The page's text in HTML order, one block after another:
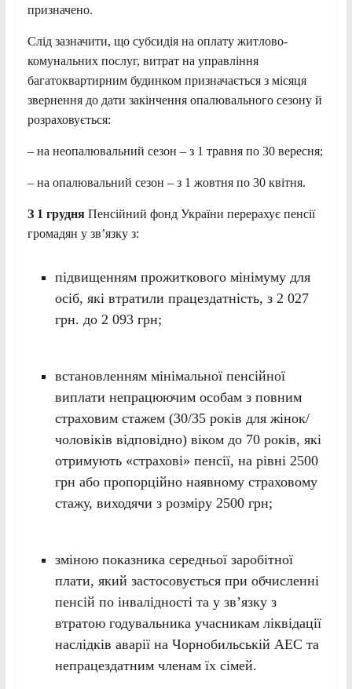
призначено.
Слід зазначити, що субсидія на оплату житлово-
комунальних послуг, витрат на управління
багатоквартирним будинком призначається з місяця
звернення до дати закінчення опалювального сезону й
розраховується:
– на неопалювальний сезон – з 1 травня по 30 вересня;
– на опалювальний сезон – з 1 жовтня по 30 квітня.
З 1 грудняПенсійний фонд України перерахує пенсії
громадян у зв’язку з:
підвищенням прожиткового мінімуму для
осіб, які втратили працездатність, з 2 027
грн. до 2 093 грн;
встановленням мінімальної пенсійної
виплати непрацюючим особам з повним
страховим стажем (30/35 років для жінок/
чоловіків відповідно) віком до 70 років, які
отримують «страхові» пенсії, на рівні 2500
грн або пропорційно наявному страховому
стажу, виходячи з розміру 2500 грн;
зміною показника середньої заробітної
плати, який застосовується при обчисленні
пенсій по інвалідності та у зв’язку з
втратою годувальника учасникам ліквідації
наслідків аварії на Чорнобильській АЕС та
непрацездатним членам їх сімей.